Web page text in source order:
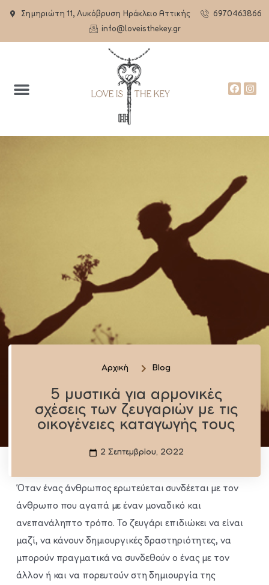
Σημηριώτη 11, Λυκόβρυση Ηράκλειο Αττικής
6970463866
info@loveisthekey.gr
Αρχική Blog
5 μυστικά για αρμονικές
σχέσεις των ζευγαριών με τις
οικογένειες καταγωγής τους
2 Σεπτεμβρίου, 2022
Όταν ένας άνθρωπος ερωτεύεται συνδέεται με τον
άνθρωπο που αγαπά με έναν μοναδικό και
ανεπανάληπτο τρόπο. Το ζευγάρι επιδιώκει να είναι
μαζί, να κάνουν δημιουργικές δραστηριότητες, να
μπορούν πραγματικά να συνδεθούν ο ένας με τον
άλλον ή και να πορευτούν στη δημιουργία της